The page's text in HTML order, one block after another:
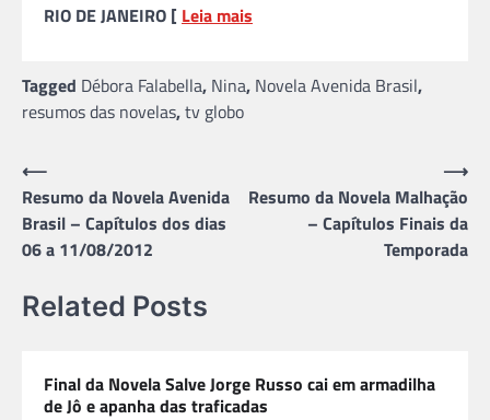
RIO DE JANEIRO [ Leia mais
Tagged Débora Falabella, Nina, Novela Avenida Brasil,
resumos das novelas,tv globo
Navegação
de
Post
⟵
Resumo da Novela Avenida
Brasil – Capítulos dos dias
06 a 11/08/2012
Resumo da Novela Malhação
– Capítulos Finais da
Temporada
⟶
Related Posts
Final da Novela Salve Jorge Russo cai em armadilha
de Jô e apanha das traficadas